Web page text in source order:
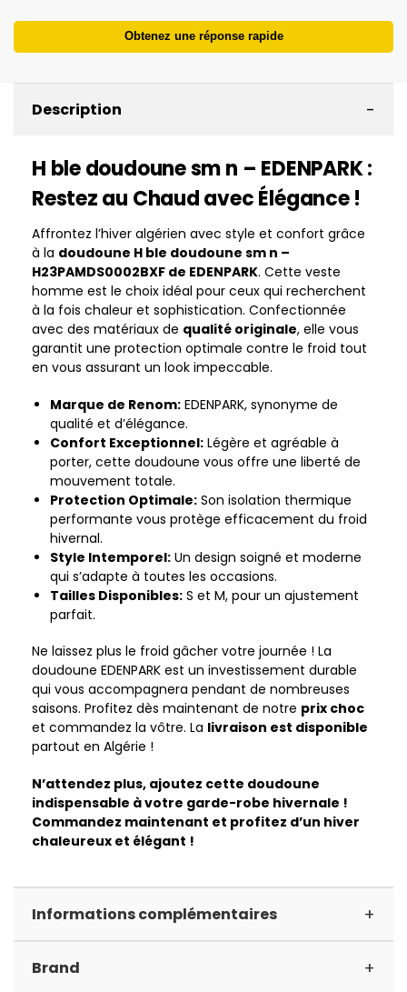
Obtenez une réponse rapide
Description -
H ble doudoune sm n – EDENPARK :
Restez au Chaud avec Élégance !
Affrontez l’hiver algérien avec style et confort grâce
à la doudoune H ble doudoune sm n –
H23PAMDS0002BXF de EDENPARK. Cette veste
homme est le choix idéal pour ceux qui recherchent
à la fois chaleur et sophistication. Confectionnée
avec des matériaux de qualité originale, elle vous
garantit une protection optimale contre le froid tout
en vous assurant un look impeccable.
Marque de Renom: EDENPARK, synonyme de
qualité et d’élégance.
Confort Exceptionnel: Légère et agréable à
porter, cette doudoune vous offre une liberté de
mouvement totale.
Protection Optimale: Son isolation thermique
performante vous protège efficacement du froid
hivernal.
Style Intemporel: Un design soigné et moderne
qui s’adapte à toutes les occasions.
Tailles Disponibles: S et M, pour un ajustement
parfait.
Ne laissez plus le froid gâcher votre journée ! La
doudoune EDENPARK est un investissement durable
qui vous accompagnera pendant de nombreuses
saisons. Profitez dès maintenant de notre prix choc
et commandez la vôtre. La livraison est disponible
partout en Algérie !
N’attendez plus, ajoutez cette doudoune
indispensable à votre garde-robe hivernale !
Commandez maintenant et profitez d’un hiver
chaleureux et élégant !
Informations complémentaires +
Brand +